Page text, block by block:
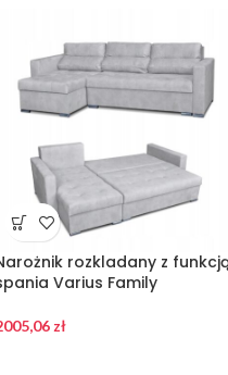
rozkladany z
Varius Family
zł